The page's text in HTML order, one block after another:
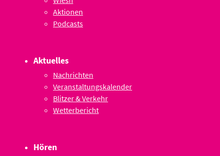
Aktionen
Podcasts
Aktuelles
Nachrichten
Veranstaltungskalender
Blitzer & Verkehr
Wetterbericht
Hören